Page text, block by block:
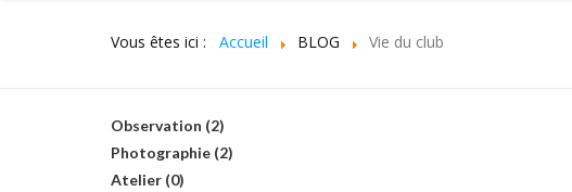
Vous êtes ici : Accueil BLOG Vie du club
Observation (2)
Photographie (2)
Atelier (0)